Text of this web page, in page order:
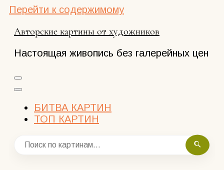
Перейти к содержимому
Авторские картины от художников
Настоящая живопись без галерейных цен
БИТВА КАРТИН
ТОП КАРТИН